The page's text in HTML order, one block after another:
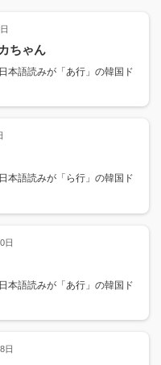
ちゃん
本語読みが「あ行」の韓国ド
本語読みが「ら行」の韓国ド
日
本語読みが「あ行」の韓国ド
日